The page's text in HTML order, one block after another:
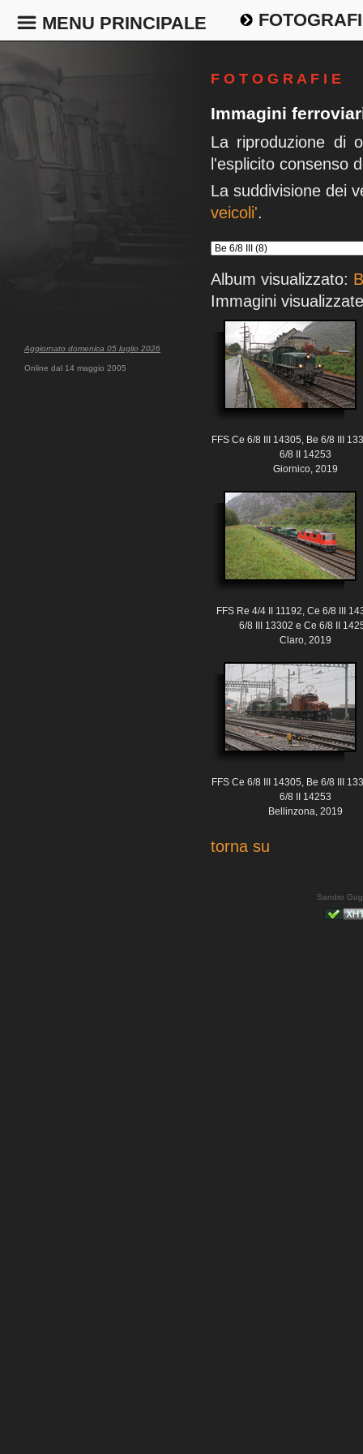
MENU PRINCIPALE
Aggiornato domenica 05 luglio 2026
Online dal 14 maggio 2005
F O T O G R A F I E
Immagini
La riproduzione di
l'esplicito consenso
La suddivisione dei
veicoli'.
Album visualizzato:
Immagini
FFS Ce 6/8 III 14305, Be 6/8 III
6/8 II 14253
Giornico, 2019
FFS Re 4/4 II 11192, Ce 6/8 III
6/8 III 13302 e Ce 6/8 II
Claro, 2019
FFS Ce 6/8 III 14305, Be 6/8 III
6/8 II 14253
Bellinzona, 2019
torna su
Sandro